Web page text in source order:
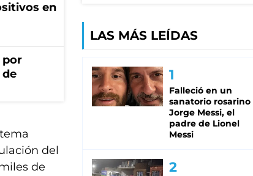
en
por
del
de
LAS MÁS LEÍDAS
Falleció en un
sanatorio rosarino
Jorge Messi, el
padre de Lionel
Messi